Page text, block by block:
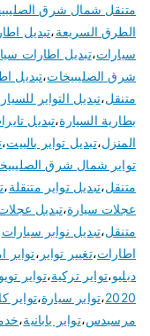
متنقل شمال شرق
الطرق السريعة،تبديل
سيارات،تبديل اطارات
شرق الصليبيخات،تبديل
متنقل،تبديل التواير
بطارية السيارة،تبديل
المنزل،تبديل تواير بالبيت،
تواير شمال شرق
متنقل،تبديل تواير متنقلة،
عجلات سيارة،تبديل
متنقل،تبديل نوابر سيارات
اطارات،تغيير تواير ،تواير
دبليو،تواير تركية،تواير
2020،تواير سيارة،تواير
مرسيدس،تواير يابانية،